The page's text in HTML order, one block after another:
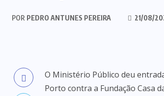
POR PEDRO ANTUNES PEREIRA 21/08/
O Ministério Público deu
Porto contra a Fundação Casa